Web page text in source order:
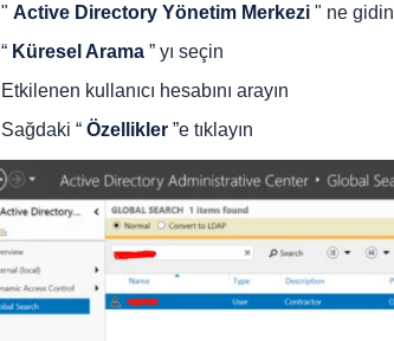
" Active Directory Yönetim Merkezi" ne gidin
“ Küresel Arama” yı seçin
Etkilenen kullanıcı hesabını arayın
Sağdaki “ Özellikler”e tıklayın